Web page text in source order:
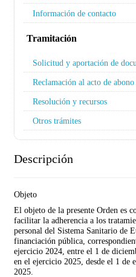
Información de contacto
Tramitación
Solicitud y aportación de
Reclamación al acto de
Resolución y recursos
Otros trámites
Descripción
Objeto
El objeto de la presente Orden es
facilitar la adherencia a los
personal del Sistema Sanitario de
financiación pública,
ejercicio 2024, entre el 1 de
en el ejercicio 2025, desde el 1 de
2025.